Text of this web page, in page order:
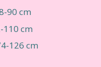
90 cm
110 cm
126 cm